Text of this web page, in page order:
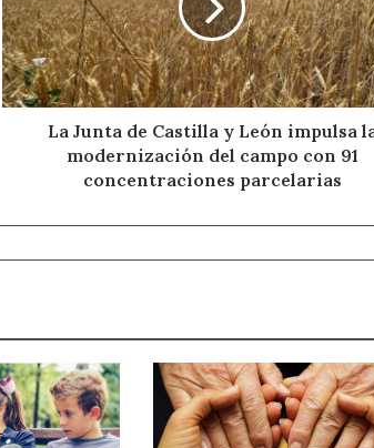
y
León
impulsa
la
modernización
concentraciones
La Junta de Castilla y León impulsa
modernización del campo con 91
concentraciones parcelarias